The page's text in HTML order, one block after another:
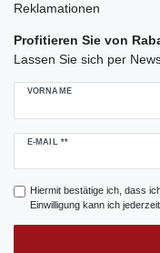
Reklamationen
Profitieren Sie von
Lassen Sie sich per
VORNAME
E-MAIL **
Newsletter
Hiermit bestätige ich, dass
Einwilligung kann ich